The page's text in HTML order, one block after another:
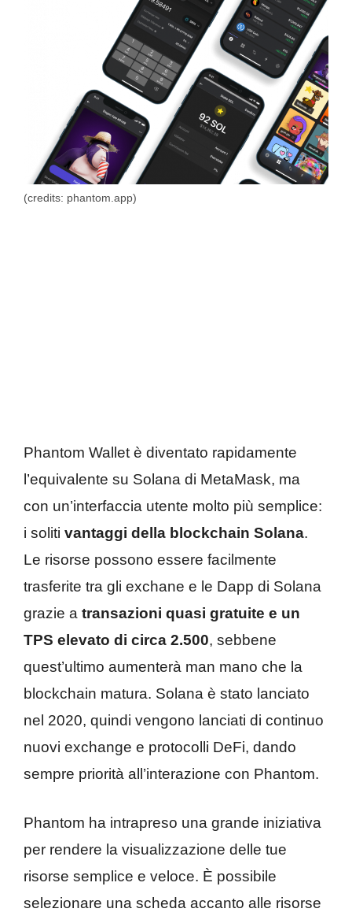
(credits: phantom.app)
Phantom Wallet è diventato rapidamente
l’equivalente su Solana di MetaMask, ma
con un’interfaccia utente molto più semplice:
i soliti vantaggi della blockchain Solana.
Le risorse possono essere facilmente
trasferite tra gli exchane e le Dapp di Solana
grazie a transazioni quasi gratuite e un
TPS elevato di circa 2.500, sebbene
quest’ultimo aumenterà man mano che la
blockchain matura. Solana è stato lanciato
nel 2020, quindi vengono lanciati di continuo
nuovi exchange e protocolli DeFi, dando
sempre priorità all’interazione con Phantom.
Phantom ha intrapreso una grande iniziativa
per rendere la visualizzazione delle tue
risorse semplice e veloce. È possibile
selezionare una scheda accanto alle risorse